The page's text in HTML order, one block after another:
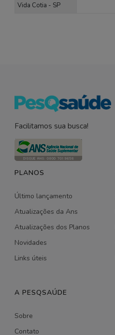
Vida Cotia - SP
Facilitamos sua busca!
PLANOS
Último lançamento
Atualizações da Ans
Atualizações dos Planos
Novidades
Links úteis
A PESQSAÚDE
Sobre
Contato